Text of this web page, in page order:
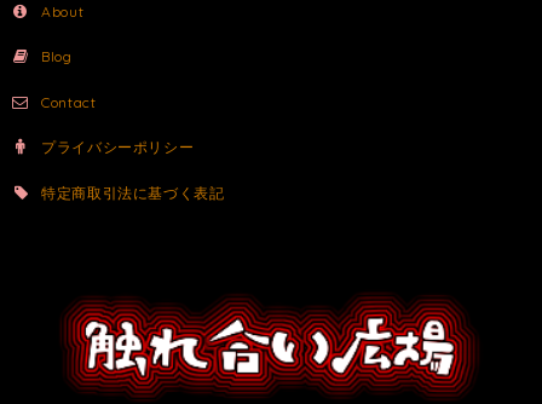
About
Blog
Contact
プライバシーポリシー
特定商取引法に基づく表記